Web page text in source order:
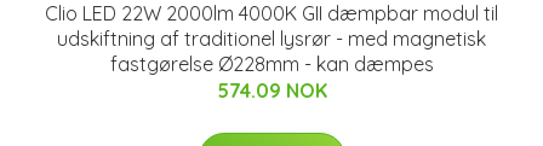
Clio LED 22W 2000lm 4000K GII dæmpbar modul til
udskiftning af traditionel lysrør - med magnetisk
fastgørelse Ø228mm - kan dæmpes
574.09 NOK